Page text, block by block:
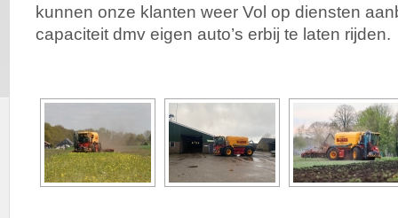
kunnen onze klanten weer Vol op diensten
capaciteit dmv eigen auto’s erbij te laten rijden.